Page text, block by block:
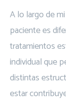
A lo largo de
paciente es
tratamientos
individual que
distintas
estar